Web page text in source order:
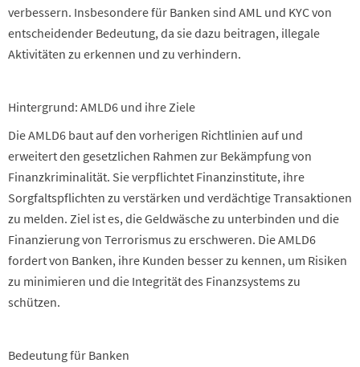
verbessern. Insbesondere für Banken sind AML und KYC von
entscheidender Bedeutung, da sie dazu beitragen, illegale
Aktivitäten zu erkennen und zu verhindern.
Hintergrund: AMLD6 und ihre Ziele
Die AMLD6 baut auf den vorherigen Richtlinien auf und
erweitert den gesetzlichen Rahmen zur Bekämpfung von
Finanzkriminalität. Sie verpflichtet Finanzinstitute, ihre
Sorgfaltspflichten zu verstärken und verdächtige Transaktionen
zu melden. Ziel ist es, die Geldwäsche zu unterbinden und die
Finanzierung von Terrorismus zu erschweren. Die AMLD6
fordert von Banken, ihre Kunden besser zu kennen, um Risiken
zu minimieren und die Integrität des Finanzsystems zu
schützen.
Bedeutung für Banken